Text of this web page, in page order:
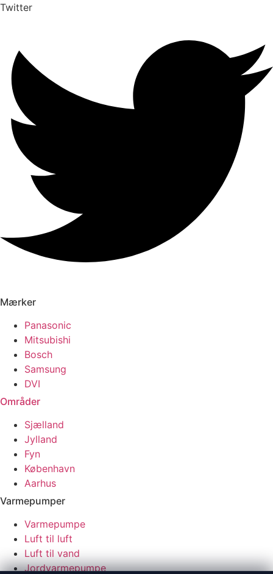
Twitter
Mærker
Panasonic
Mitsubishi
Bosch
Samsung
DVI
Områder
Sjælland
Jylland
Fyn
København
Aarhus
Varmepumper
Varmepumpe
Luft til luft
Luft til vand
Jordvarmepumpe